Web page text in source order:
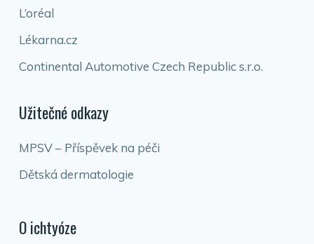
L’oréal
Lékarna.cz
Continental Automotive Czech Republic s.r.o.
Užitečné odkazy
MPSV – Příspěvek na péči
Dětská dermatologie
O ichtyóze